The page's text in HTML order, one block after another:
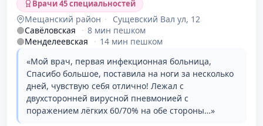
Врачи 45 специальностей
Мещанский район ·
Сущевский Вал ул, 12
Савёловская
· 8 мин пешком
Менделеевская
· 14 мин пешком
«Мой врач, первая инфекционная больница,
Спасибо большое, поставила на ноги за несколько
дней, чувствую себя отлично! Лежал с
двухсторонней вирусной пневмонией с
поражением лёгких 60/70% на обе стороны…»